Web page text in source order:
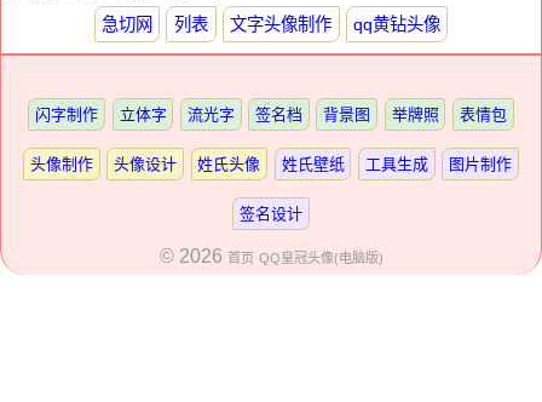
急切网 列表 文字头像制作 qq黄钻头像
闪字制作 立体字 流光字 签名档 背景图 举牌照 表情包
头像制作 头像设计 姓氏头像 姓氏壁纸 工具生成 图片制作
签名设计
© 2026 首页 QQ皇冠头像(电脑版)